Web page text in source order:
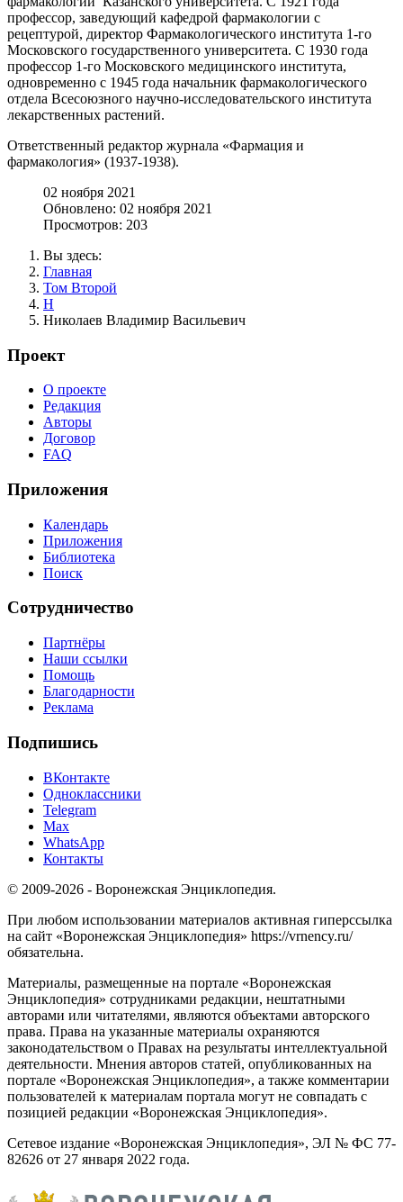
профессор, заведующий кафедрой фармакологии с
рецептурой, директор Фармакологического института 1-го
Московского государственного университета. С 1930 года
профессор 1-го Московского медицинского института,
одновременно с 1945 года начальник фармакологического
отдела Всесоюзного научно-исследовательского института
лекарственных растений.
Ответственный редактор журнала «Фармация и
фармакология» (1937-1938).
02 ноября 2021
Обновлено: 02 ноября 2021
Просмотров: 203
Вы здесь:
Главная
Том Второй
Н
Николаев Владимир Васильевич
Проект
О проекте
Редакция
Авторы
Договор
FAQ
Приложения
Календарь
Приложения
Библиотека
Поиск
Сотрудничество
Партнёры
Наши ссылки
Помощь
Благодарности
Реклама
Подпишись
ВКонтакте
Одноклассники
Telegram
Max
WhatsApp
Контакты
© 2009-2026 - Воронежская Энциклопедия.
При любом использовании материалов активная гиперссылка
на сайт «Воронежская Энциклопедия» https://vrnency.ru/
обязательна.
Материалы, размещенные на портале «Воронежская
Энциклопедия» сотрудниками редакции, нештатными
авторами или читателями, являются объектами авторского
права. Права на указанные материалы охраняются
законодательством о Правах на результаты интеллектуальной
деятельности. Мнения авторов статей, опубликованных на
портале «Воронежская Энциклопедия», а также комментарии
пользователей к материалам портала могут не совпадать с
позицией редакции «Воронежская Энциклопедия».
Сетевое издание «Воронежская Энциклопедия», ЭЛ № ФС 77-
82626 от 27 января 2022 года.